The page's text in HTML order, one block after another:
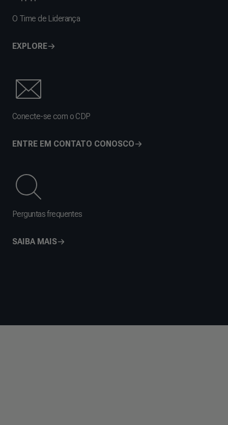
O Time de Liderança
EXPLORE
Conecte-se com o CDP
ENTRE EM CONTATO CONOSCO
Perguntas frequentes
SAIBA MAIS